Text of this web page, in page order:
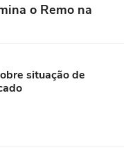
o Remo na
situação de